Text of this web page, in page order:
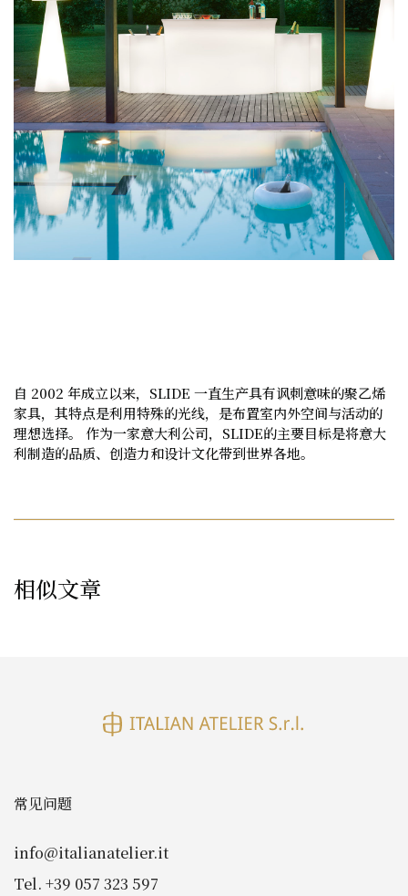
自 2002 年成立以来， SLIDE 一直生产具有讽刺意味的聚乙烯
家具，其特点是利用特殊的光线，是布置室内外空间与活动的
理想选择。
作为一家意大利公司， SLIDE的主要目标是将意大
利制造的品质、创造力和设计文化带到世界各地。
相似文章
常见问题
info@italianatelier.it
Tel. +39 057 323 597